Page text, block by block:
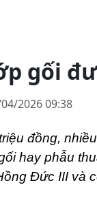
gối
2026 09:38
đồng,
hay phẫu
Đức III và